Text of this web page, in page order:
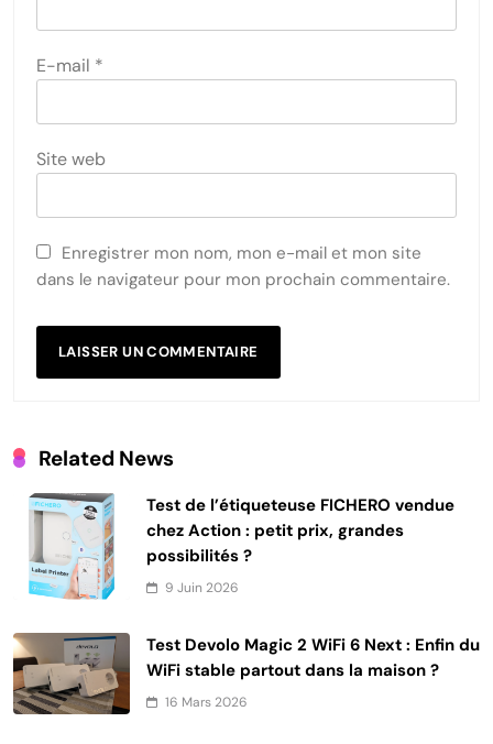
E-mail *
Site web
Enregistrer mon nom, mon e-mail et mon site
dans le navigateur pour mon prochain commentaire.
Related News
Test de l’étiqueteuse FICHERO vendue
chez Action : petit prix, grandes
possibilités ?
9 Juin 2026
Test Devolo Magic 2 WiFi 6 Next : Enfin du
WiFi stable partout dans la maison ?
16 Mars 2026